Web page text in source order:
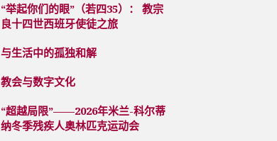
“举起你们的眼”（若四35）： 教宗
良十四世西班牙使徒之旅
与生活中的孤独和解
教会与数字文化
“超越局限”——2026年米兰-科尔蒂
纳冬季残疾人奥林匹克运动会